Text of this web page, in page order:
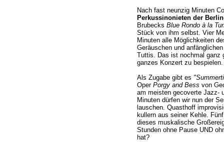
Nach fast neunzig Minuten
Perkussinonieten der
Brubecks Blue Rondo à la
Stück von ihm selbst. Vier
Minuten alle Möglichkeiten
Geräuschen und
Tuttis. Das ist nochmal ganz
ganzes Konzert zu bespielen.
Als Zugabe gibt es
Oper Porgy and Bess von
am meisten gecoverte Jazz-
Minuten dürfen wir nun der
lauschen. Quasthoff
kullern aus seiner Kehle.
dieses muskalische
Stunden ohne Pause UND
hat?